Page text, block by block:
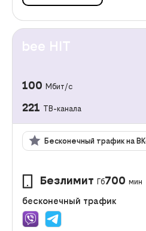
bee HIT
100 Мбит/с
221 ТВ-канала
Бесконечный трафик на
Безлимит Гб700 мин
бесконечный трафик